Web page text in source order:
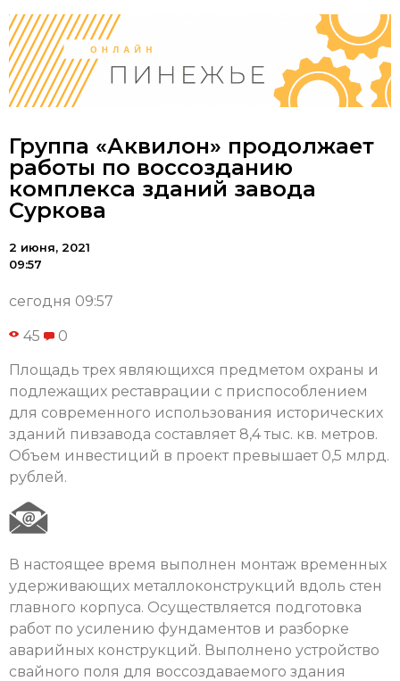
Группа «Аквилон» продолжает
работы по воссозданию
комплекса зданий завода
Суркова
2 июня, 2021
09:57
сегодня 09:57
45 0
Площадь трех являющихся предметом охраны и
подлежащих реставрации с приспособлением
для современного использования исторических
зданий пивзавода составляет 8,4 тыс. кв. метров.
Объем инвестиций в проект превышает 0,5 млрд.
рублей.
В настоящее время выполнен монтаж временных
удерживающих металлоконструкций вдоль стен
главного корпуса. Осуществляется подготовка
работ по усилению фундаментов и разборке
аварийных конструкций. Выполнено устройство
свайного поля для воссоздаваемого здания